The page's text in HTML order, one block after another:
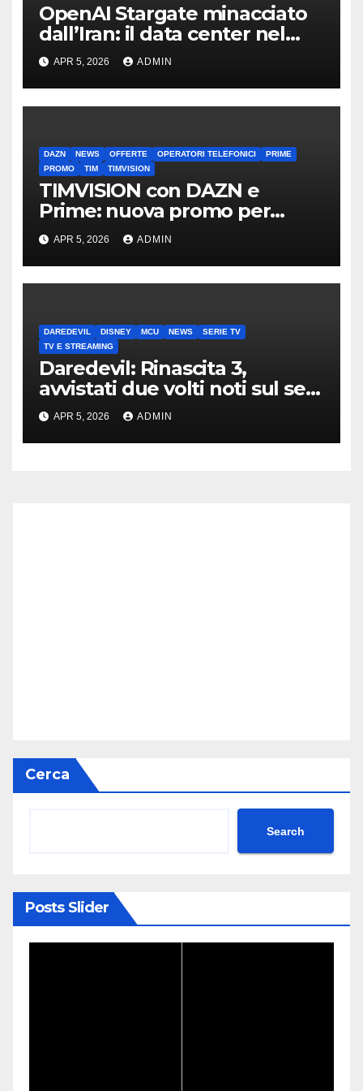
OpenAI Stargate minacciato
dall’Iran: il data center nel
mirino
APR 5, 2026 ADMIN
DAZN NEWS OFFERTE OPERATORI TELEFONICI
PRIME
PROMO
TIM TIMVISION
TIMVISION con DAZN e
Prime: nuova promo per
clienti TIM
APR 5, 2026 ADMIN
DAREDEVIL DISNEY MCU NEWS
SERIE TV
TV E STREAMING
Daredevil: Rinascita 3,
avvistati due volti noti sul set
di New York
APR 5, 2026 ADMIN
Cerca
Search
Posts Slider